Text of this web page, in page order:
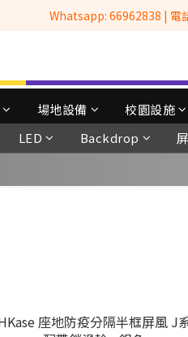
全港No.1一站
Whatsapp: 66962838 |
全港No.1一
場地設備 校園設施
LED Backdrop